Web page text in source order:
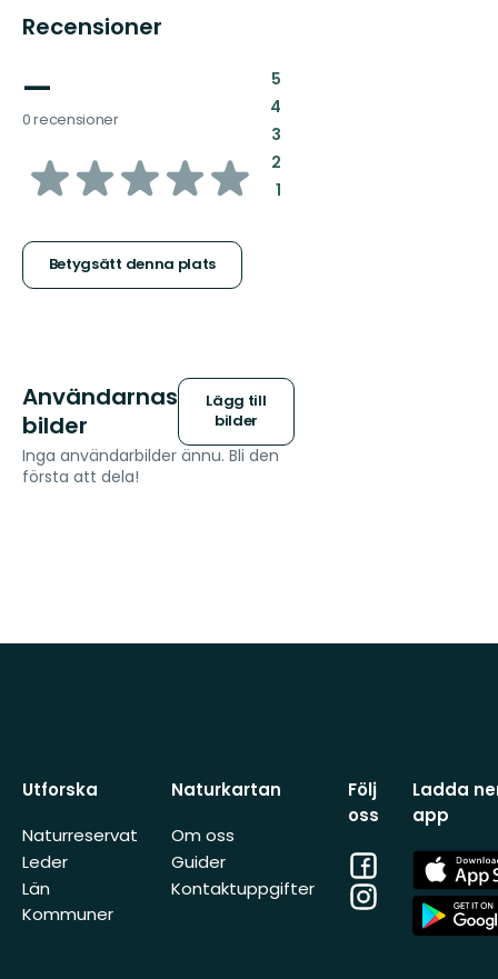
Recensioner
—
0 recensioner
av
stjärnor
Betygsätt denna plats
5:
4:
3:
2:
1:
Användarnas
bilder
Lägg till
bilder
Inga användarbilder ännu. Bli den
första att dela!
Utforska
Naturreservat
Leder
Län
Kommuner
Naturkartan
Om oss
Guider
Kontaktuppgifter
Följ
oss
Facebook
Instagram
Ladda
app
App
Store
App
Store